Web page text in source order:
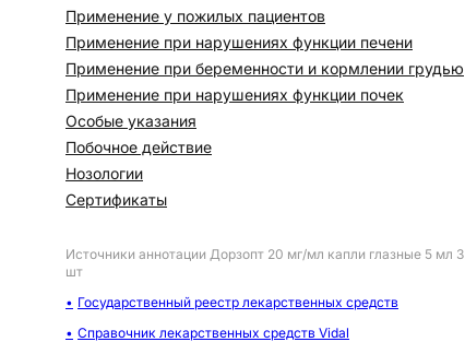
Применение у пожилых пациентов
Применение при нарушениях функции печени
Применение при беременности и кормлении грудью
Применение при нарушениях функции почек
Особые указания
Побочное действие
Нозологии
Сертификаты
Источники аннотации Дорзопт 20 мг/мл капли глазные 5 мл 3
шт
Государственный реестр лекарственных средств
Справочник лекарственных средств Vidal